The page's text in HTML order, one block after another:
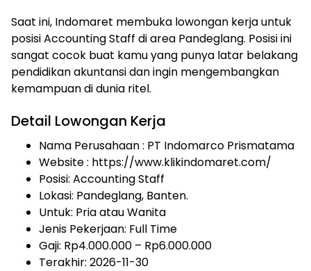
Saat ini, Indomaret membuka lowongan kerja untuk
posisi Accounting Staff di area Pandeglang. Posisi ini
sangat cocok buat kamu yang punya latar belakang
pendidikan akuntansi dan ingin mengembangkan
kemampuan di dunia ritel.
Detail Lowongan Kerja
Nama Perusahaan : PT Indomarco Prismatama
Website : https://www.klikindomaret.com/
Posisi: Accounting Staff
Lokasi: Pandeglang, Banten.
Untuk: Pria atau Wanita
Jenis Pekerjaan: Full Time
Gaji: Rp4.000.000 – Rp6.000.000
Terakhir: 2026-11-30